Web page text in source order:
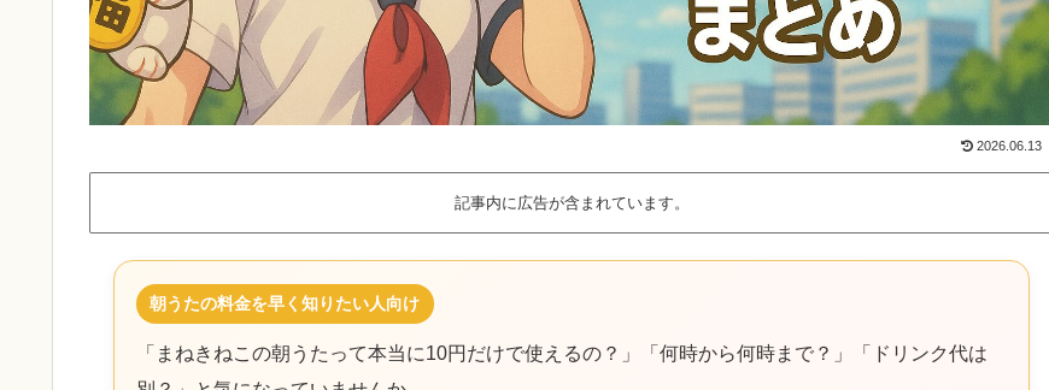
2026.06.13
記事内に広告が含まれています。
朝うたの料金を早く知りたい人向け
「まねきねこの朝うたって本当に10円だけで使えるの？」「何時から何時まで？」「ドリンク代は